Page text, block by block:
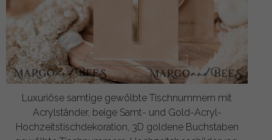
Luxuriöse samtige gewölbte Tischnummern mit
Acrylständer, beige Samt- und Gold-Acryl-
Hochzeitstischdekoration, 3D goldene Buchstaben